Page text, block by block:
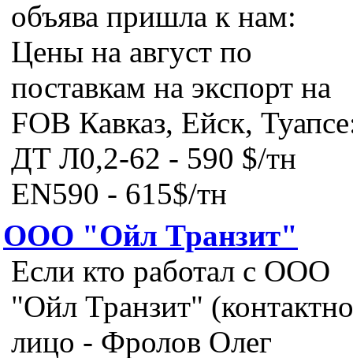
объява пришла к нам:
Цены на август по
поставкам на экспорт на
FOB Кавказ, Ейск,
ДТ Л0,2-62 - 590 $/тн
EN590 - 615$/тн
ООО "Ойл Транзит"
Если кто работал с ООО
"Ойл Транзит"
лицо - Фролов Олег